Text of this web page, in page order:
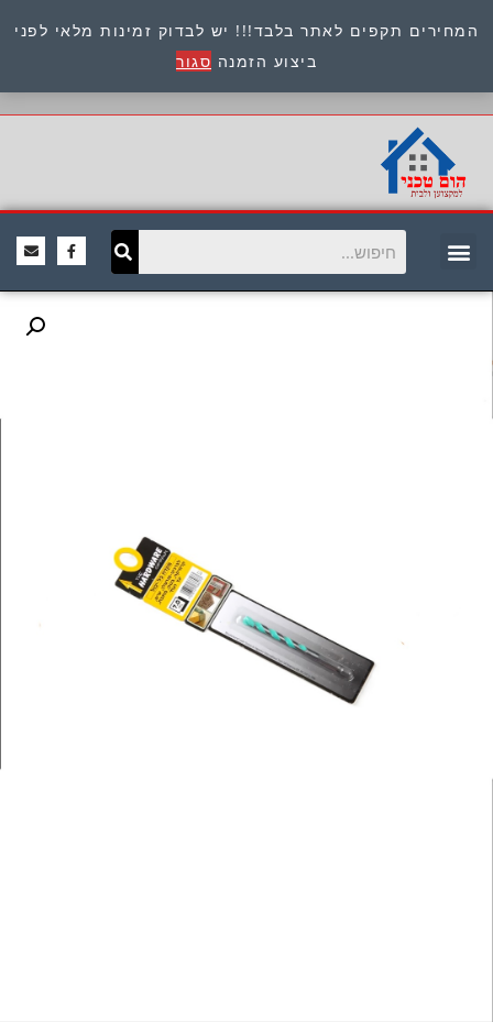
המחירים תקפים לאתר בלבד!!! יש לבדוק זמינות מלאי לפני
ביצוע הזמנה סגור
כתובת : היוזמים 9 אור יהודה שירות לקוחות 054-
8945722